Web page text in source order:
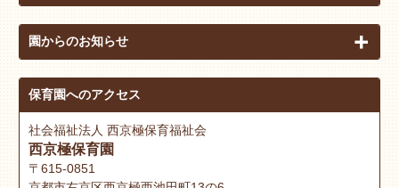
園からのお知らせ
保育園へのアクセス
社会福祉法人 西京極保育福祉会
西京極保育園
〒615-0851